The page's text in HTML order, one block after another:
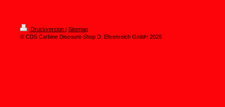
Druckversion | Sitemap
© CDS Carbine Discount-Shop D. Ehrenreich GmbH 2026